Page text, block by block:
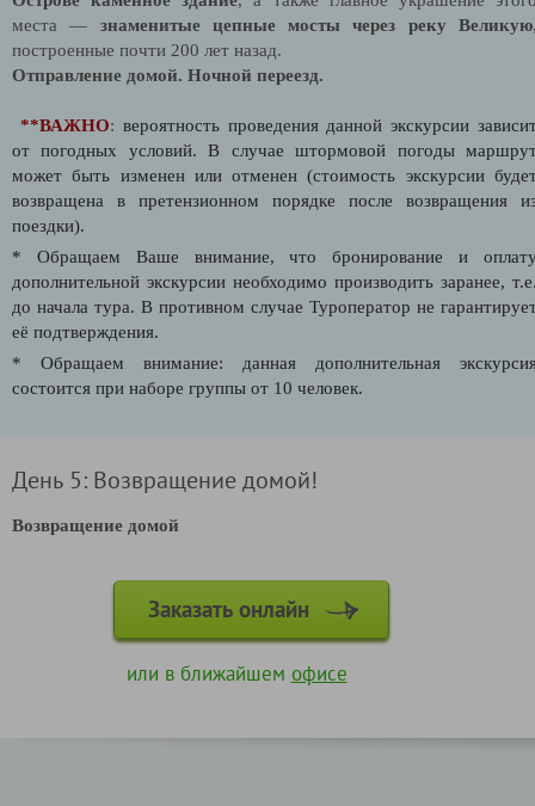
места — знаменитые цепные мосты через реку Великую
построенные почти 200 лет назад.
Отправление домой. Ночной переезд.
**ВАЖНО: вероятность проведения данной экскурсии
от погодных условий. В случае штормовой погоды
может быть изменен или отменен (стоимость экскурсии
возвращена в претензионном порядке после возвращения
поездки).
* Обращаем Ваше внимание, что бронирование и
дополнительной экскурсии необходимо производить заранее,
до начала тура. В противном случае Туроператор не
её подтверждения.
* Обращаем внимание: данная дополнительная
состоится при наборе группы от 10 человек.
День 5: Возвращение домой!
Возвращение домой
Заказать онлайн
или в ближайшем офисе